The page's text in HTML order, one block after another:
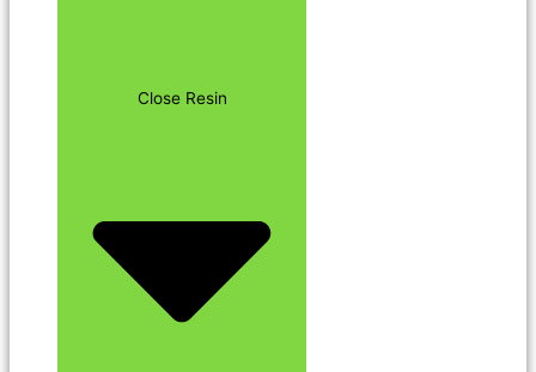
Close Resin